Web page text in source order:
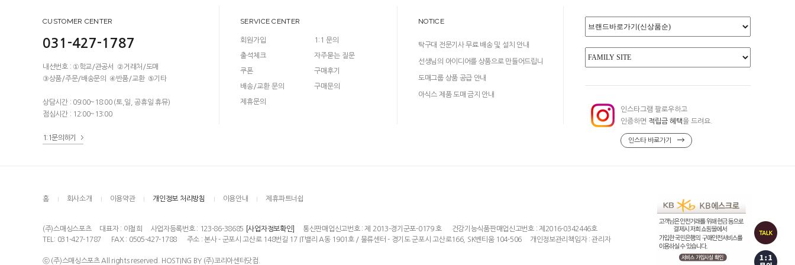
CUSTOMER CENTER
031-427-1787
내선번호 : ①학교/관공서 ②거래처/도매
③상품/주문/배송문의 ④반품/교환 ⑤기타
상담시간 : 09:00~18:00 (토,일, 공휴일 휴뮤)
점심시간 : 12:00~13:00
1:1문의하기
SERVICE CENTER
회원가입
출석체크
쿠폰
배송/교환 문의
제휴문의
1:1 문의
자주묻는 질문
구매후기
구매문의
NOTICE
탁구대 전문기사 무료 배송 및 설치 안내
선생님의 아이디어를 상품으로 만들어드립니
다!
도매그룹 상품 공급 안내
아식스 제품 도매 금지 안내
인스타그램 팔로우하고
인증하면 적립금 혜택을 드려요.
인스타 바로가기
홈 회사소개 이용약관 개인정보 처리방침 이용안내 제휴파트너쉽
(주)스매싱스포츠 대표자 : 이철희 사업자등록번호 : 123-86-38685 [사업자정보확인] 통신판매업신고번호 : 제 2013-경기군포-0179 호
건강기능식품판매업신고번호 : 제2016-0342446호
TEL: 031-427-1787
FAX : 0505-427-1788 주소 : 본사 - 군포시 고산로 148번길 17 IT밸리 A동 1901호 / 물류센터 - 경기도 군포시 고산로166, SK벤티움 104-506 개인정보관리책임자 : 관리자
ⓒ (주)스매싱스포츠 All rights reserved. HOSTING BY (주)코리아센터닷컴.